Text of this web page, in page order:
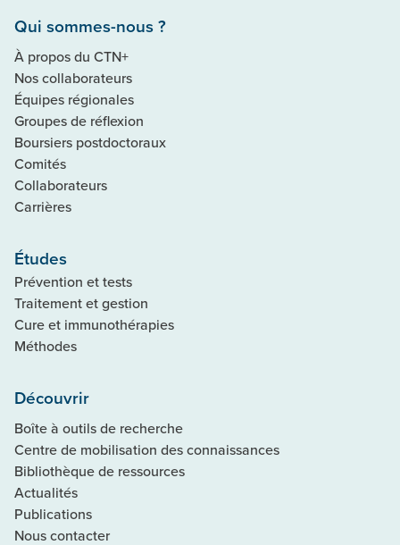
Qui sommes-nous ?
À propos du CTN+
Nos collaborateurs
Équipes régionales
Groupes de réflexion
Boursiers postdoctoraux
Comités
Collaborateurs
Carrières
Études
Prévention et tests
Traitement et gestion
Cure et immunothérapies
Méthodes
Découvrir
Boîte à outils de recherche
Centre de mobilisation des connaissances
Bibliothèque de ressources
Actualités
Publications
Nous contacter